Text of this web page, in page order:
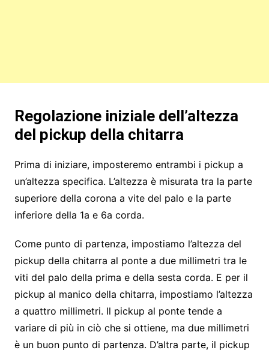
Regolazione iniziale dell’altezza
del pickup della chitarra
Prima di iniziare, imposteremo entrambi i pickup a
un’altezza specifica. L’altezza è misurata tra la parte
superiore della corona a vite del palo e la parte
inferiore della 1a e 6a corda.
Come punto di partenza, impostiamo l’altezza del
pickup della chitarra al ponte a due millimetri tra le
viti del palo della prima e della sesta corda. E per il
pickup al manico della chitarra, impostiamo l’altezza
a quattro millimetri. Il pickup al ponte tende a
variare di più in ciò che si ottiene, ma due millimetri
è un buon punto di partenza. D’altra parte, il pickup